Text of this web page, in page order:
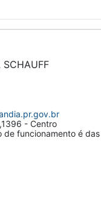
SCHAUFF
- Centro
de funcionamento é